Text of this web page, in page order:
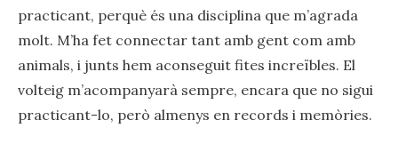
practicant, perquè és una disciplina que m’agrada
molt. M’ha fet connectar tant amb gent com amb
animals, i junts hem aconseguit fites increïbles. El
volteig m’acompanyarà sempre, encara que no sigui
practicant-lo, però almenys en records i memòries.